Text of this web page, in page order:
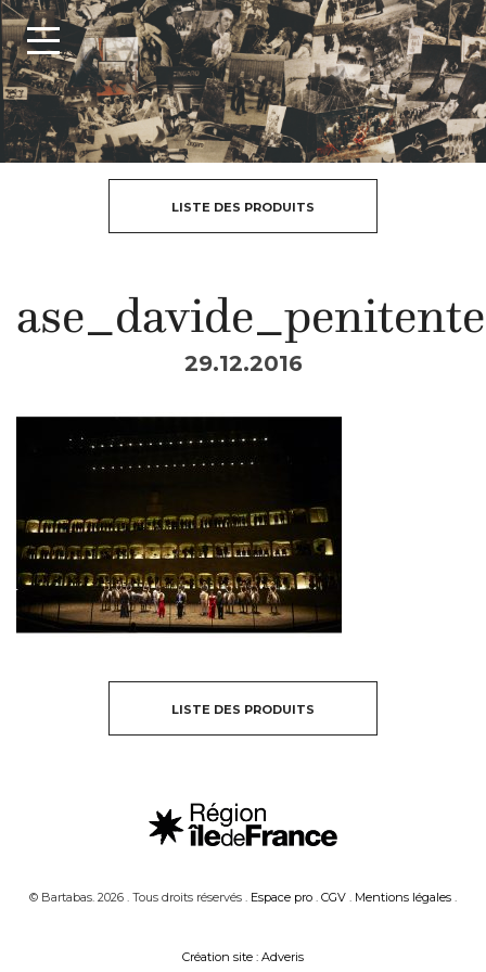
LISTE DES PRODUITS
29.12.2016
LISTE DES PRODUITS
© Bartabas. 2026 . Tous droits réservés . Espace pro . CGV . Mentions légales .
Création site : Adveris